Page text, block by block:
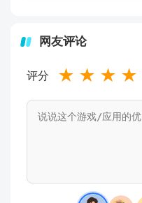
网友评论
评分 ★ ★ ★ ★